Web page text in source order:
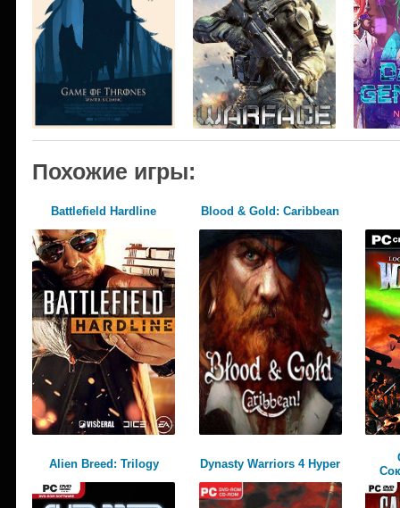
Похожие игры:
Battlefield Hardline Blood & Gold: Caribbean
Alien Breed: Trilogy Dynasty Warriors 4 Hyper